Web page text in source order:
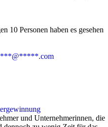
pozarządową (Global
Nasz kapitał
i
osobami fizycznymi, w
tym, którzy ich naprawdę
w skali roku. Oferujemy
10 Personen haben es gesehen